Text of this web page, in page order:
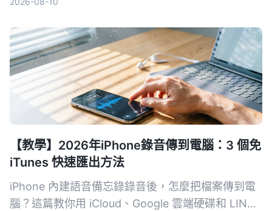
【教學】2026年iPhone錄音傳到電腦：3 個免
iTunes 快速匯出方法
iPhone 內建語音備忘錄錄音後，怎麼把檔案傳到電
腦？這篇教你用 iCloud、Google 雲端硬碟和 LINE